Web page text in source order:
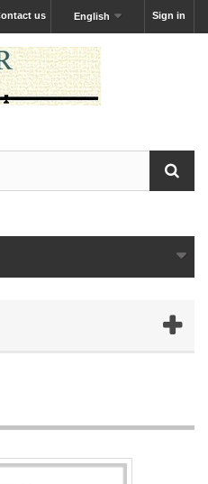
Sign in
English
us